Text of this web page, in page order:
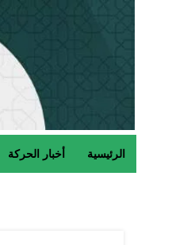
الرئيسية أخبار الحركة